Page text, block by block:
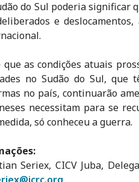
do Sul poderia significar
e
que as condições atuais
no Sudão do Sul, que
no país, continuarão
necessitam para se
só conheceu a guerra.
Seriex, CICV Juba,